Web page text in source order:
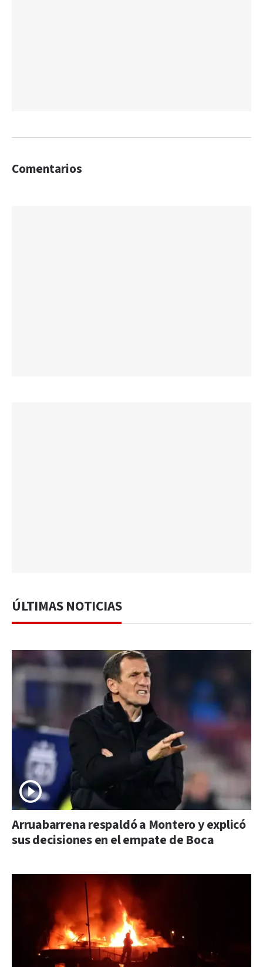
Comentarios
ÚLTIMAS NOTICIAS
Arruabarrena respaldó a Montero y explicó
sus decisiones en el empate de Boca